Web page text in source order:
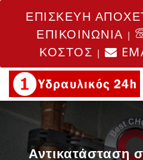
ΕΠΙΣΚΕΥΗ
ΕΠΙΚΟΙΝΩΝΙΑ |
ΚΟΣΤΟΣ |
Αντικατάσταση